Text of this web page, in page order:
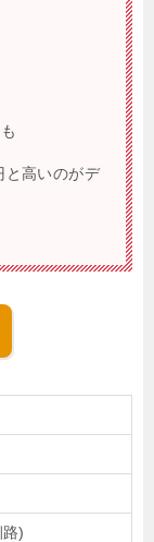
と高いのがデ
)